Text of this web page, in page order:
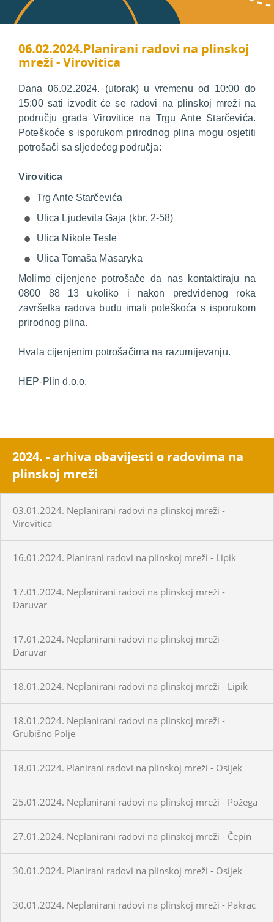
06.02.2024.Planirani radovi na plinskoj
mreži - Virovitica
Dana 06.02.2024. (utorak) u vremenu od 10:00 do
15:00 sati izvodit će se radovi na plinskoj mreži na
području grada Virovitice na Trgu Ante Starčevića.
Poteškoće s isporukom prirodnog plina mogu osjetiti
potrošači sa sljedećeg područja:
Virovitica
Trg Ante Starčevića
Ulica Ljudevita Gaja (kbr. 2-58)
Ulica Nikole Tesle
Ulica Tomaša Masaryka
Molimo cijenjene potrošače da nas kontaktiraju na
0800 88 13 ukoliko i nakon predviđenog roka
završetka radova budu imali poteškoća s isporukom
prirodnog plina.
Hvala cijenjenim potrošačima na razumijevanju.
HEP-Plin d.o.o.
2024. - arhiva obavijesti o radovima na
plinskoj mreži
03.01.2024. Neplanirani radovi na plinskoj mreži -
Virovitica
16.01.2024. Planirani radovi na plinskoj mreži - Lipik
17.01.2024. Neplanirani radovi na plinskoj mreži -
Daruvar
17.01.2024. Neplanirani radovi na plinskoj mreži -
Daruvar
18.01.2024. Neplanirani radovi na plinskoj mreži - Lipik
18.01.2024. Neplanirani radovi na plinskoj mreži -
Grubišno Polje
18.01.2024. Planirani radovi na plinskoj mreži - Osijek
25.01.2024. Neplanirani radovi na plinskoj mreži - Požega
27.01.2024. Neplanirani radovi na plinskoj mreži - Čepin
30.01.2024. Planirani radovi na plinskoj mreži - Osijek
30.01.2024. Neplanirani radovi na plinskoj mreži - Pakrac